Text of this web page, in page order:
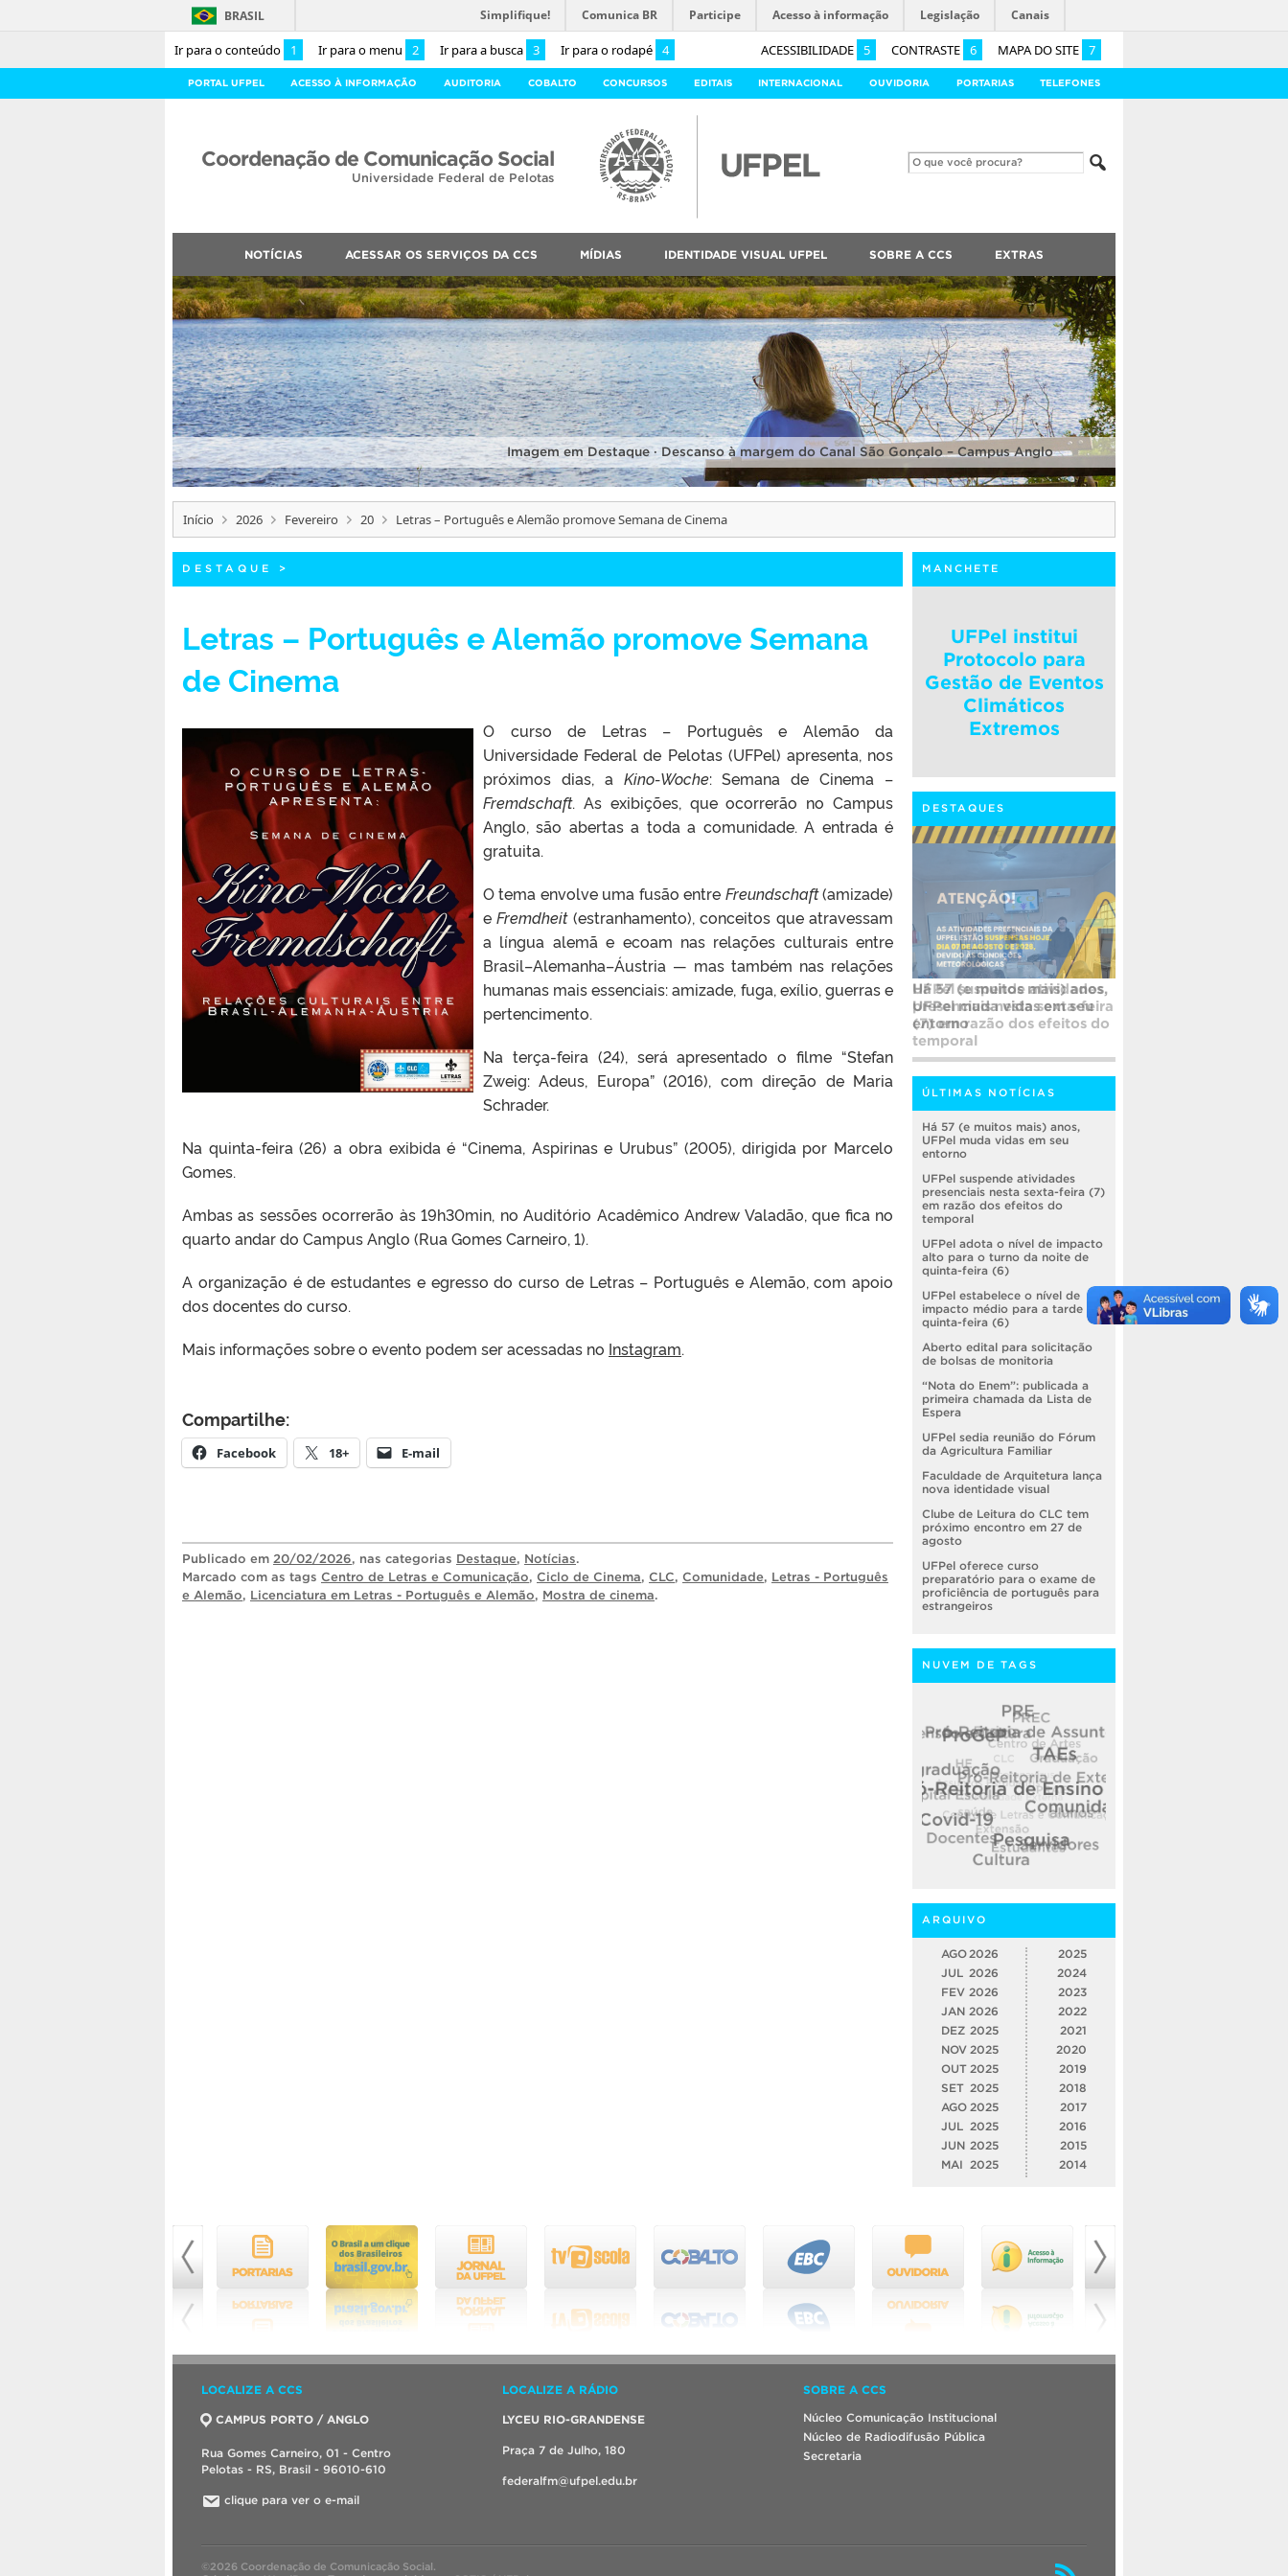
Ir para o conteúdo 1 Ir para o menu 2 Ir para a busca 3 Ir para o rodapé 4 ACESSIBILIDADE 5 CONTRASTE 6 MAPA DO SITE 7
BRASIL Simplifique! Comunica BR Participe Acesso à informação Legislação Canais
PORTAL UFPEL ACESSO À INFORMAÇÃO AUDITORIA COBALTO CONCURSOS EDITAIS INTERNACIONAL OUVIDORIA PORTARIAS TELEFONES
Coordenação de Comunicação Social
Universidade Federal de Pelotas
NOTÍCIAS ACESSAR OS SERVIÇOS DA CCS MÍDIAS IDENTIDADE VISUAL UFPEL SOBRE A CCS EXTRAS
Imagem em Destaque · Descanso à margem do Canal São Gonçalo – Campus Anglo
Início 2026 Fevereiro 20 Letras – Português e Alemão promove Semana de Cinema
DESTAQUE >
Letras – Português e Alemão promove Semana
de Cinema
O curso de Letras – Português e Alemão da
Universidade Federal de Pelotas (UFPel) apresenta, nos
próximos dias, a Kino-Woche: Semana de Cinema –
Fremdschaft. As exibições, que ocorrerão no Campus
Anglo, são abertas a toda a comunidade. A entrada é
gratuita.
O tema envolve uma fusão entre Freundschaft(amizade)
eFremdheit(estranhamento), conceitos que atravessam
a língua alemã e ecoam nas relações culturais entre
Brasil–Alemanha–Áustria — mas também nas relações
humanas mais essenciais: amizade, fuga, exílio, guerras e
pertencimento.
Na terça-feira (24), será apresentado o filme “Stefan
Zweig: Adeus, Europa” (2016), com direção de Maria
Schrader.
Na quinta-feira (26) a obra exibida é “Cinema, Aspirinas e Urubus” (2005), dirigida por Marcelo
Gomes.
Ambas as sessões ocorrerão às 19h30min, no Auditório Acadêmico Andrew Valadão, que fica no
quarto andar do Campus Anglo (Rua Gomes Carneiro, 1).
A organização é de estudantes e egresso do curso de Letras – Português e Alemão, com apoio
dos docentes do curso.
Mais informações sobre o evento podem ser acessadas no Instagram.
Compartilhe:
Facebook 18+ E-mail
Publicado em 20/02/2026, nas categorias Destaque, Notícias.
Marcado com as tags Centro de Letras e Comunicação, Ciclo de Cinema, CLC, Comunidade, Letras - Português
e Alemão, Licenciatura em Letras - Português e Alemão, Mostra de cinema.
MANCHETE
UFPel institui
Protocolo para
Gestão de Eventos
Climáticos
Extremos
DESTAQUES
UFPel suspende atividades
presenciais nesta sexta-feira
(7) em razão dos efeitos do
temporal
ÚLTIMAS NOTÍCIAS
Há 57 (e muitos mais) anos,
UFPel muda vidas em seu
entorno
UFPel suspende atividades
presenciais nesta sexta-feira (7)
em razão dos efeitos do
temporal
UFPel adota o nível de impacto
alto para o turno da noite de
quinta-feira (6)
UFPel estabelece o nível de
impacto médio para a tarde de
quinta-feira (6)
Aberto edital para solicitação
de bolsas de monitoria
“Nota do Enem”: publicada a
primeira chamada da Lista de
Espera
UFPel sedia reunião do Fórum
da Agricultura Familiar
Faculdade de Arquitetura lança
nova identidade visual
Clube de Leitura do CLC tem
próximo encontro em 27 de
agosto
UFPel oferece curso
preparatório para o exame de
proficiência de português para
estrangeiros
NUVEM DE TAGS
ARQUIVO
AGO 2026
JUL 2026
FEV 2026
JAN 2026
DEZ 2025
NOV 2025
OUT 2025
SET 2025
AGO 2025
JUL
2025
JUN 2025
MAI
2025
2025
2024
2023
2022
2021
2020
2019
2018
2017
2016
2015
2014
LOCALIZE A CCS
CAMPUS PORTO / ANGLO
Rua Gomes Carneiro, 01 - Centro
Pelotas - RS, Brasil - 96010-610
clique para ver o e-mail
LOCALIZE A RÁDIO
LYCEU RIO-GRANDENSE
Praça 7 de Julho, 180
federalfm@ufpel.edu.br
SOBRE A CCS
Núcleo Comunicação Institucional
Núcleo de Radiodifusão Pública
Secretaria
©2026 Coordenação de Comunicação Social.